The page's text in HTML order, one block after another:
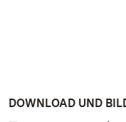
DOWNLOAD UND